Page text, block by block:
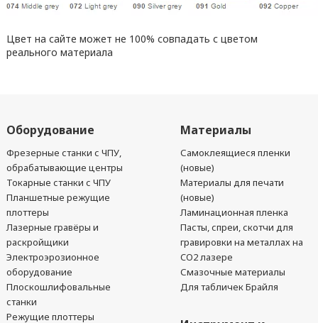
Цвет на сайте может не 100% совпадать с цветом
реального материала
Оборудование
Фрезерные станки с ЧПУ,
обрабатывающие центры
Токарные станки с ЧПУ
Планшетные режущие
плоттеры
Лазерные гравёры и
раскройщики
Электроэрозионное
оборудование
Плоскошлифовальные
станки
Режущие плоттеры
Материалы
Самоклеящиеся пленки
(новые)
Материалы для печати
(новые)
Ламинационная пленка
Пасты, спреи, скотчи для
гравировки на металлах на
CO2 лазере
Смазочные материалы
Для табличек Брайля